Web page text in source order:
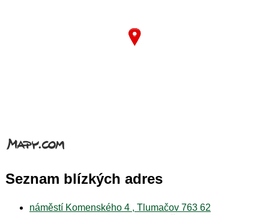
Seznam blízkých adres
náměstí Komenského 4 , Tlumačov 763 62